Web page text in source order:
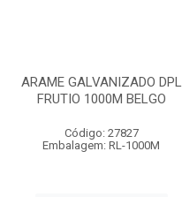
ARAME GALVANIZADO DPL
FRUTIO 1000M BELGO
Código: 27827
Embalagem: RL-1000M